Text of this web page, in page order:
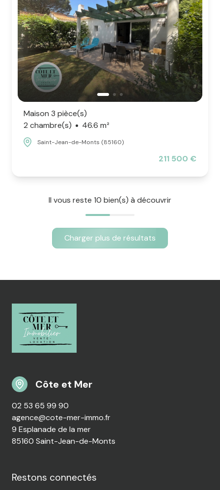
Maison 3 pièce(s)
2 chambre(s)
46.6 m²
Saint-Jean-de-Monts (85160)
211 500 €
Il vous reste 10 bien(s) à découvrir
Charger plus de résultats
Côte et Mer
02 53 65 99 90
agence@cote-mer-immo.fr
9 Esplanade de la mer
85160 Saint-Jean-de-Monts
Restons connectés